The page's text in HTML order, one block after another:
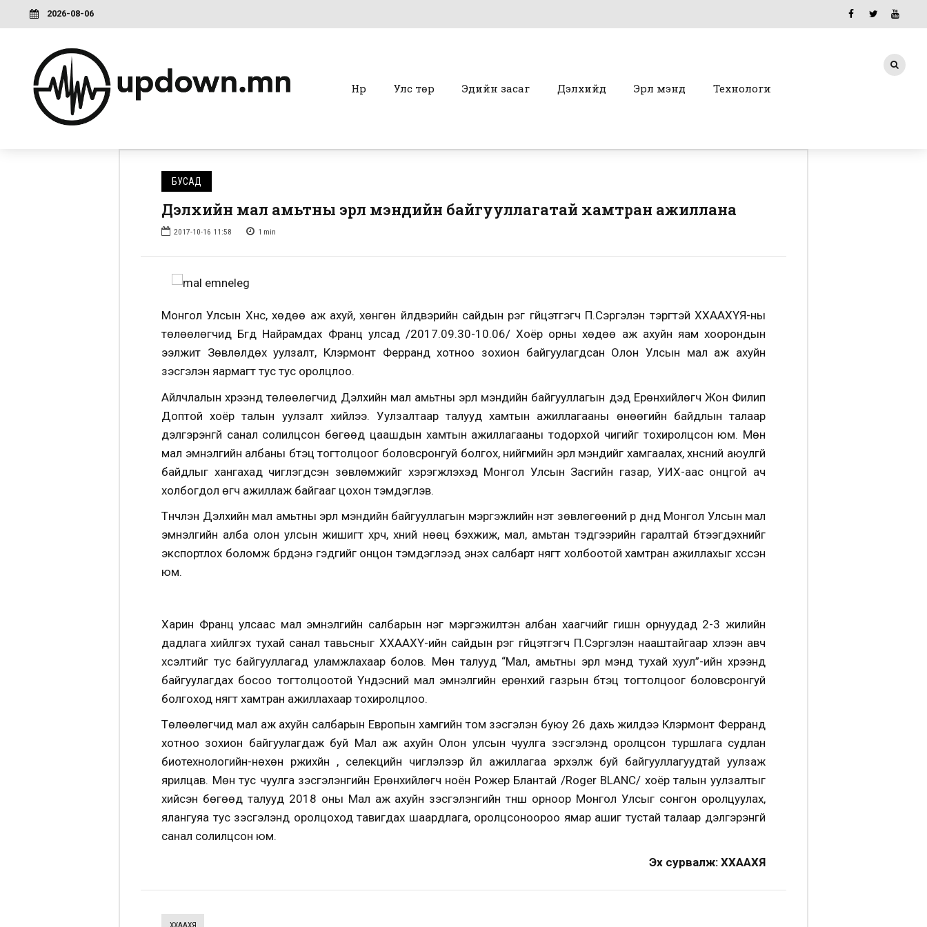
2026-08-06
Нүүр Улс төр Эдийн засаг Дэлхийд Эрүүл мэнд Технологи
БУСАД
Дэлхийн мал амьтны эрүүл мэндийн байгууллагатай хамтран ажиллана
2017-10-16 11:58 1 min
Монгол Улсын Хүнс, хөдөө аж ахуй, хөнгөн үйлдвэрийн сайдын үүрэг гүйцэтгэгч П.Сэргэлэн тэргүүтэй ХХААХҮЯ-ны
төлөөлөгчид Бүгд Найрамдах Франц улсад /2017.09.30-10.06/ Хоёр орны хөдөө аж ахуйн яам хоорондын
ээлжит Зөвлөлдөх уулзалт, Клэрмонт Ферранд хотноо зохион байгуулагдсан Олон Улсын мал аж ахуйн
үзэсгэлэн яармагт тус тус оролцлоо.
Айлчлалын хүрээнд төлөөлөгчид Дэлхийн мал амьтны эрүүл мэндийн байгууллагын дэд Ерөнхийлөгч Жон Филип
Доптой хоёр талын уулзалт хийлээ. Уулзалтаар талууд хамтын ажиллагааны өнөөгийн байдлын талаар
дэлгэрэнгүй санал солилцсон бөгөөд цаашдын хамтын ажиллагааны тодорхой чигийг тохиролцсон юм. Мөн
мал эмнэлгийн албаны бүтэц тогтолцоог боловсронгуй болгох, нийгмийн эрүүл мэндийг хамгаалах, хүнсний аюулгүй
байдлыг хангахад чиглэгдсэн зөвлөмжийг хэрэгжүүлэхэд Монгол Улсын Засгийн газар, УИХ-аас онцгой ач
холбогдол өгч ажиллаж байгааг цохон тэмдэглэв.
Түүнчлэн Дэлхийн мал амьтны эрүүл мэндийн байгууллагын мэргэжлийн үнэт зөвлөгөөний үр дүнд Монгол Улсын мал
эмнэлгийн алба олон улсын жишигт хүрч, хүний нөөц бэхжиж, мал, амьтан тэдгээрийн гаралтай бүтээгдэхүүнийг
экспортлох боломж бүрдэнэ гэдгийг онцон тэмдэглээд энэхүү салбарт нягт холбоотой хамтран ажиллахыг хүссэн
юм.
Харин Франц улсаас мал эмнэлгийн салбарын нэг мэргэжилтэн албан хаагчийг гишүүн орнуудад 2-3 жилийн
дадлага хийлгэх тухай санал тавьсныг ХХААХҮ-ийн сайдын үүрэг гүйцэтгэгч П.Сэргэлэн нааштайгаар хүлээн авч
хүсэлтийг тус байгууллагад уламжлахаар болов. Мөн талууд “Мал, амьтны эрүүл мэнд тухай хуул”-ийн хүрээнд
байгуулагдах босоо тогтолцоотой Үндэсний мал эмнэлгийн ерөнхий газрын бүтэц тогтолцоог боловсронгуй
болгоход нягт хамтран ажиллахаар тохиролцлоо.
Төлөөлөгчид мал аж ахуйн салбарын Европын хамгийн том үзэсгэлэн буюу 26 дахь жилдээ Клэрмонт Ферранд
хотноо зохион байгуулагдаж буй Мал аж ахуйн Олон улсын чуулга үзэсгэлэнд оролцсон туршлага судлан
биотехнологийн-нөхөн үржихүйн , селекцийн чиглэлээр үйл ажиллагаа эрхэлж буй байгууллагуудтай уулзаж
ярилцав. Мөн тус чуулга үзэсгэлэнгийн Ерөнхийлөгч ноён Рожер Блантай /Roger BLANC/ хоёр талын уулзалтыг
хийсэн бөгөөд талууд 2018 оны Мал аж ахуйн үзэсгэлэнгийн түнш орноор Монгол Улсыг сонгон оролцуулах,
ялангуяа тус үзэсгэлэнд оролцоход тавигдах шаардлага, оролцсоноороо ямар ашиг тустай талаар дэлгэрэнгүй
санал солилцсон юм.
Эх сурвалж: ХХААХҮЯ
ХХААХҮЯ